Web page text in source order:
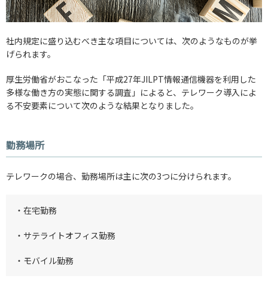
社内規定に盛り込むべき主な項目については、次のようなものが挙
げられます。
厚生労働省がおこなった「平成27年JILPT情報通信機器を利用した
多様な働き方の実態に関する調査」によると、テレワーク導入によ
る不安要素について次のような結果となりました。
勤務場所
テレワークの場合、勤務場所は主に次の3つに分けられます。
・在宅勤務
・サテライトオフィス勤務
・モバイル勤務